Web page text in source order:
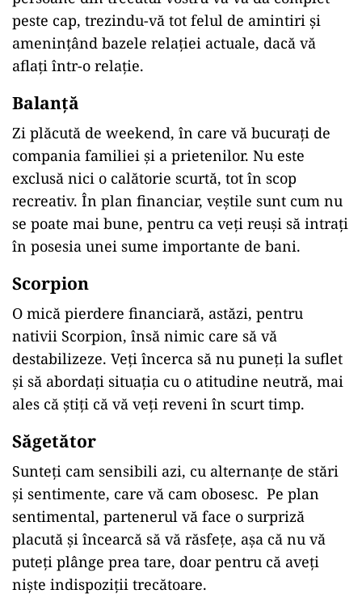
peste cap, trezindu-vă tot felul de amintiri și
amenințând bazele relației actuale, dacă vă
aflați într-o relație.
Balanță
Zi plăcută de weekend, în care vă bucurați de
compania familiei și a prietenilor. Nu este
exclusă nici o calătorie scurtă, tot în scop
recreativ. În plan financiar, veștile sunt cum nu
se poate mai bune, pentru ca veți reuși să intrați
în posesia unei sume importante de bani.
Scorpion
O mică pierdere financiară, astăzi, pentru
nativii Scorpion, însă nimic care să vă
destabilizeze. Veți încerca să nu puneți la suflet
și să abordați situația cu o atitudine neutră, mai
ales că știți că vă veți reveni în scurt timp.
Săgetător
Sunteți cam sensibili azi, cu alternanțe de stări
și sentimente, care vă cam obosesc. Pe plan
sentimental, partenerul vă face o surpriză
placută și încearcă să vă răsfețe, așa că nu vă
puteți plânge prea tare, doar pentru că aveți
niște indispoziții trecătoare.